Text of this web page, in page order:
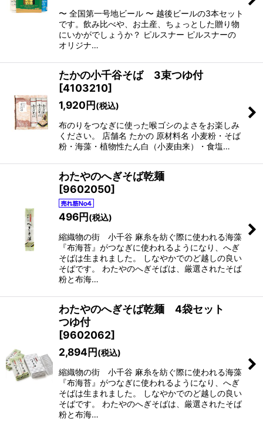
〜 全国第一号地ビール 〜 越後ビールの3本セット
です。飲み比べや、お土産、ちょっとした贈り物
にいかがでしょうか？ ピルスナー ピルスナーの
オリジナ…
たかの小千谷そば 3束つゆ付
[4103210]
1,920円(税込)
布のりをつなぎに使った喉ゴシのよさをお楽しみ
ください。 店舗名 たかの 原材料名 小麦粉・そば
粉・海藻・植物性たん白（小麦由来）・食塩…
わたやのへぎそば乾麺
[9602050]
496円(税込)
縮織物の街 小千谷 麻糸を紡ぐ際に使われる海藻
『布海苔』がつなぎに使われるようになり、へぎ
そばは生まれました。 しなやかでのど越しの良い
そばです。 わたやのへぎそばは、厳選されたそば
粉と布海…
わたやのへぎそば乾麺 4袋セット
つゆ付
[9602062]
2,894円(税込)
縮織物の街 小千谷 麻糸を紡ぐ際に使われる海藻
『布海苔』がつなぎに使われるようになり、へぎ
そばは生まれました。 しなやかでのど越しの良い
そばです。 わたやのへぎそばは、厳選されたそば
粉と布海…